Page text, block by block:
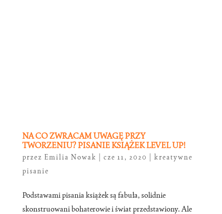
NA CO ZWRACAM UWAGĘ PRZY
TWORZENIU? PISANIE KSIĄŻEK LEVEL UP!
przez Emilia Nowak cze 11, 2020
kreatywne
pisanie
Podstawami pisania książek są fabuła, solidnie
skonstruowani bohaterowie i świat przedstawiony. Ale